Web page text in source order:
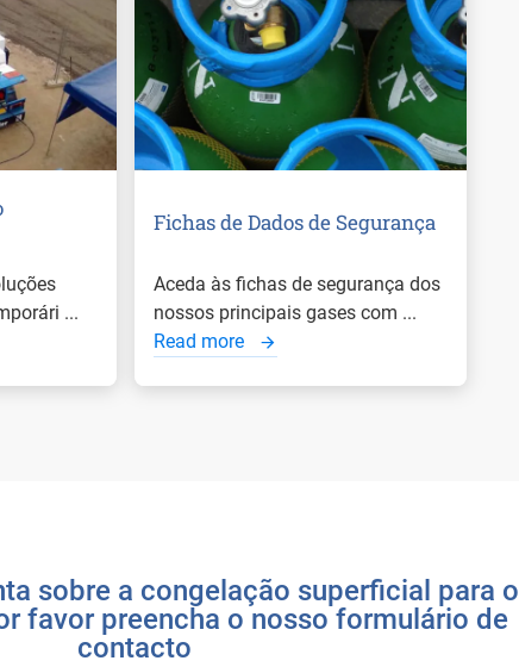
...
Fichas de Dados de Segurança
Aceda às fichas de segurança dos
nossos principais gases com ...
Read more
sobre a congelação superficial para o
favor preencha o nosso formulário de
contacto